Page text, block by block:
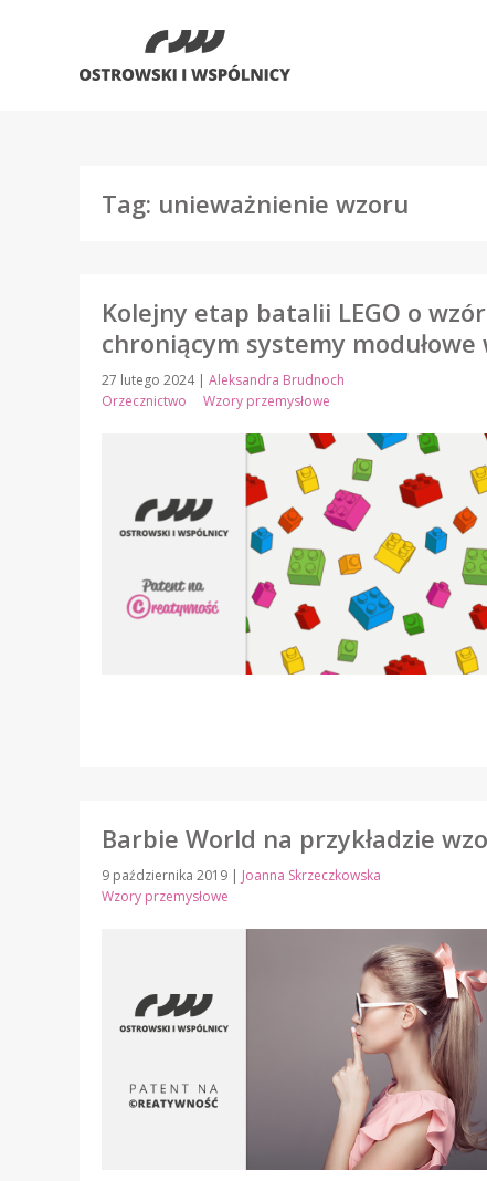
Tag: unieważnienie wzoru
Kolejny etap batalii LEGO o
chroniącym systemy modułowe
27 lutego 2024 | Aleksandra Brudnoch
Orzecznictwo
Wzory przemysłowe
Barbie World na przykładzie
9 października 2019 | Joanna Skrzeczkowska
Wzory przemysłowe